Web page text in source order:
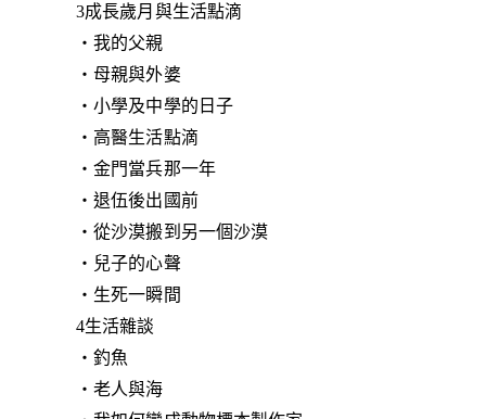
3成長歲月與生活點滴
‧我的父親
‧母親與外婆
‧小學及中學的日子
‧高醫生活點滴
‧金門當兵那一年
‧退伍後出國前
‧從沙漠搬到另一個沙漠
‧兒子的心聲
‧生死一瞬間
4生活雜談
‧釣魚
‧老人與海